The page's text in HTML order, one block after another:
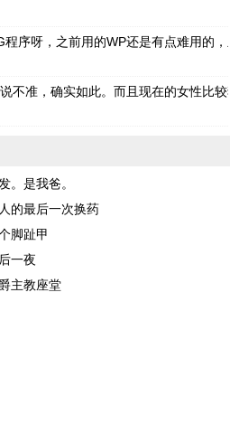
程序呀，之前用的WP还是有点难用的，
不准，确实如此。而且现在的女性比较
。是我爸。
的最后一次换药
脚趾甲
一夜
主教座堂